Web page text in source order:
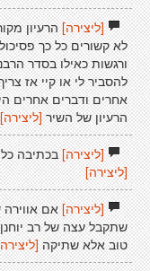
[ליצירה]הרעיון
לא קשורים כל כך
ורגשות כאילו בסדר
להסביר לי או קיי אז
אחרים ודברים אחרים
הרעיון של השיר[ליצירה]
[ליצירה]בכתיבה
[ליצירה]
[ליצירה]אם אווירה
שתקבל עצה של רב
טוב אלא שתיקה